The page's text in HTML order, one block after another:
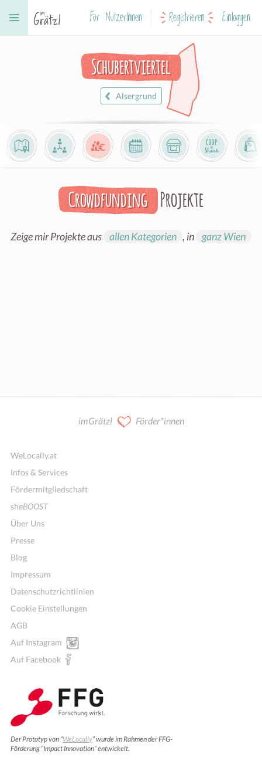
Für NutzerInnen Registrieren Einloggen
Schubertviertel
Alsergrund
Crowdfunding Projekte
Zeige mir Projekte aus allen Kategorien , in ganz Wien
imGrätzl Förder*innen
WeLocally.at
Infos & Services
Fördermitgliedschaft
sheBOOST
Über Uns
Presse
Blog
Impressum
Datenschutzrichtlinien
Cookie Einstellungen
AGB
Auf Instagram
Auf Facebook
Der Prototyp von “WeLocally” wurde im Rahmen der FFG-
Förderung “Impact Innovation” entwickelt.